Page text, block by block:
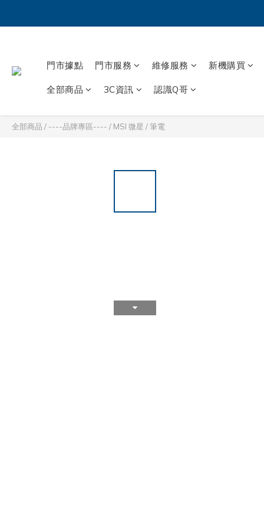
門市據點 門市服務 維修服務 新機購買
全部商品 3C資訊 認識Q哥
全部商品 / ----品牌專區---- / MSI 微星 /筆電